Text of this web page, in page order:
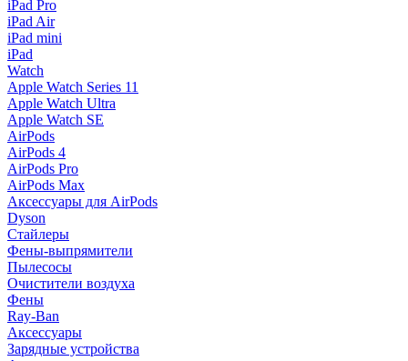
iPad Pro
iPad Air
iPad mini
iPad
Watch
Apple Watch Series 11
Apple Watch Ultra
Apple Watch SE
AirPods
AirPods 4
AirPods Pro
AirPods Max
Аксессуары для AirPods
Dyson
Стайлеры
Фены-выпрямители
Пылесосы
Очистители воздуха
Фены
Ray-Ban
Аксессуары
Зарядные устройства